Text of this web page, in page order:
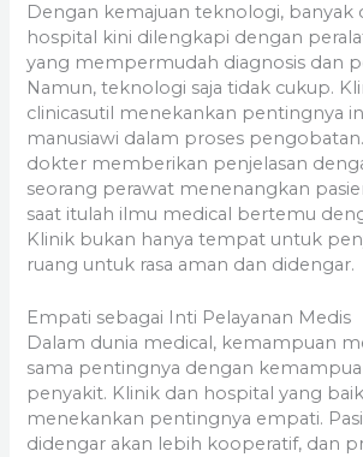
Dengan kemajuan teknologi, banyak
hospital kini dilengkapi dengan
yang mempermudah diagnosis dan
Namun, teknologi saja tidak cukup.
clinicasutil menekankan pentingnya
manusiawi dalam proses
dokter memberikan penjelasan
seorang perawat menenangkan
saat itulah ilmu medical bertemu
Klinik bukan hanya tempat untuk
ruang untuk rasa aman dan didengar.
Empati sebagai Inti Pelayanan Medis
Dalam dunia medical, kemampuan
sama pentingnya dengan
penyakit. Klinik dan hospital yang
menekankan pentingnya empati.
didengar akan lebih kooperatif, dan